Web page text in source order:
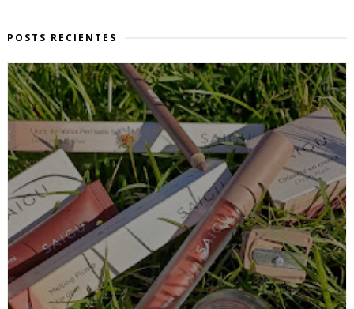
POSTS RECIENTES